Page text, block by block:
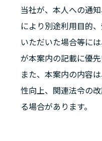
当社が、本人への通
により別途利用目的
いただいた場合等に
が本案内の記載に優
また、本案内の内容
性向上、関連法令の
る場合があります。